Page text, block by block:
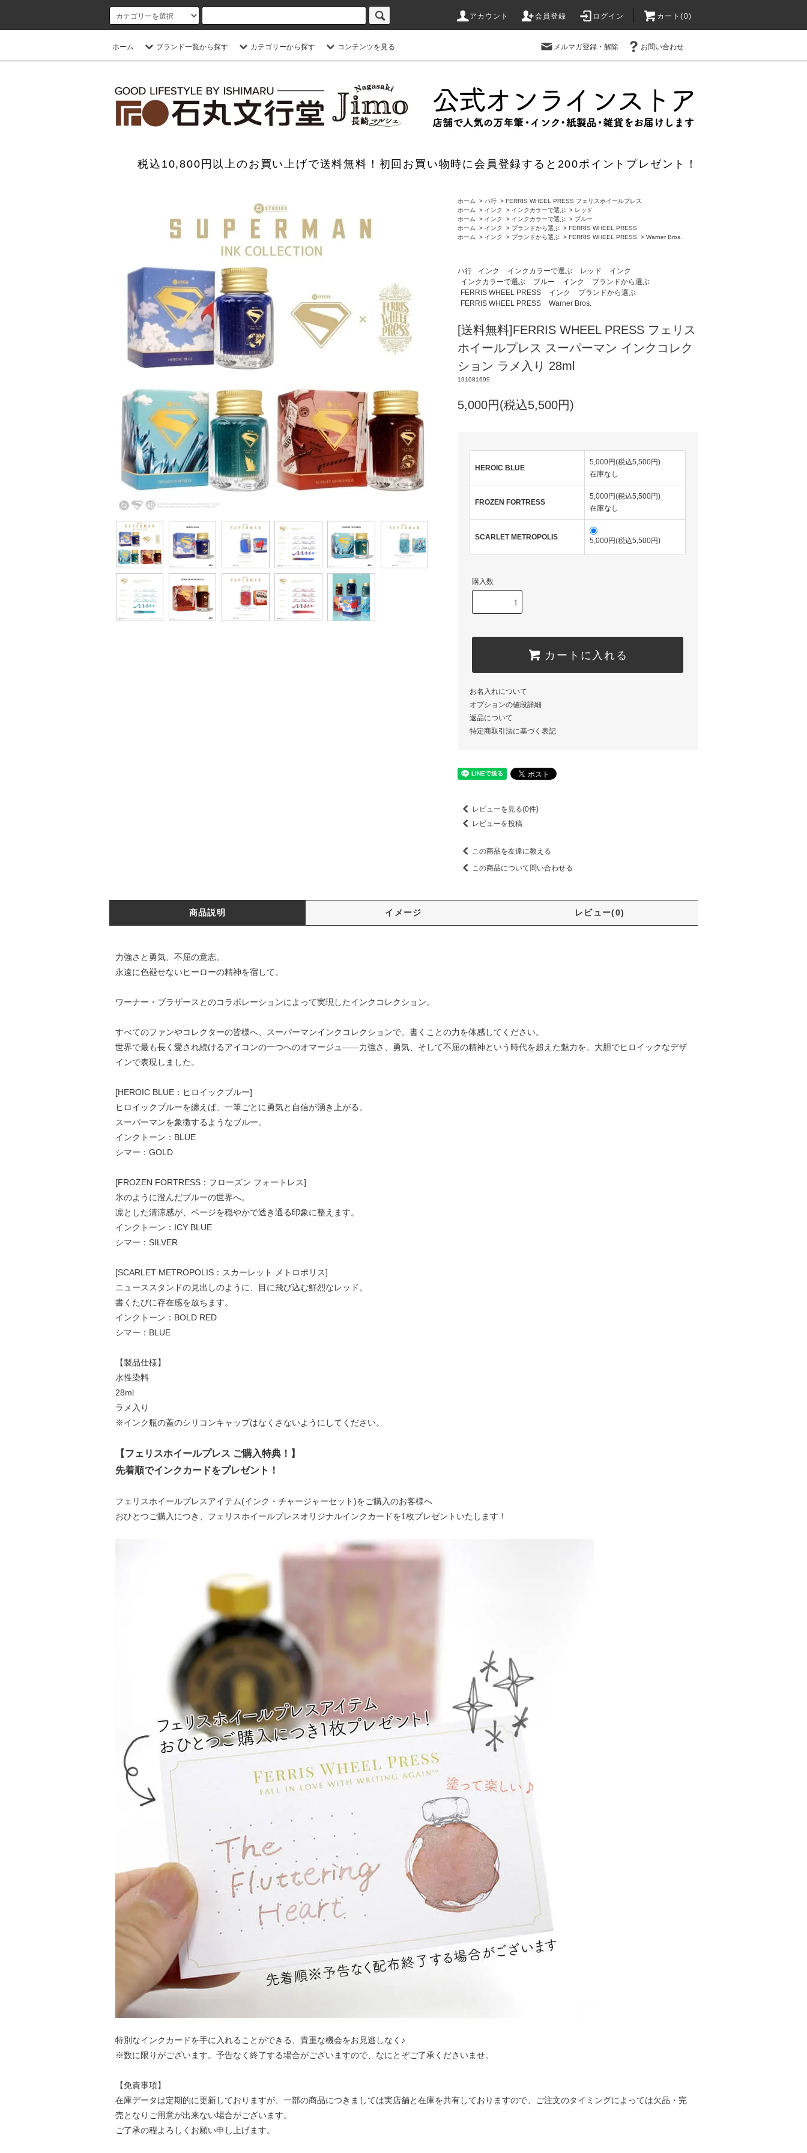
アカウント 会員登録 ログイン カート(0)
ホーム ブランド一覧から探す カテゴリーから探す コンテンツを見る メルマガ登録・解除 お問い合わせ
税込10,800円以上のお買い上げで送料無料！初回お買い物時に会員登録すると200ポイントプレゼント！
ホーム > ハ行 > FERRIS WHEEL PRESS フェリスホイールプレス
ホーム
> インク > インクカラーで選ぶ > レッド
ホーム
> インク > インクカラーで選ぶ > ブルー
ホーム
> インク > ブランドから選ぶ > FERRIS WHEEL PRESS
ホーム
> インク > ブランドから選ぶ > FERRIS WHEEL PRESS > Warner Bros.
ハ行 インク インクカラーで選ぶ レッド
インク
インクカラーで選ぶ
ブルー インク
ブランドから選ぶ
FERRIS WHEEL PRESS
インク
ブランドから選ぶ
FERRIS WHEEL PRESS
Warner Bros.
[送料無料]FERRIS WHEEL PRESS フェリス
ホイールプレス スーパーマン インクコレク
ション ラメ入り 28ml
191081699
5,000円(税込5,500円)
HEROIC BLUE
5,000円(税込5,500円)
在庫なし
FROZEN FORTRESS
5,000円(税込5,500円)
在庫なし
SCARLET METROPOLIS 5,000円(税込5,500円)
購入数
カートに入れる
お名入れについて
オプションの値段詳細
返品について
特定商取引法に基づく表記
レビューを見る(0件)
レビューを投稿
この商品を友達に教える
この商品について問い合わせる
商品説明 イメージ レビュー(0)
力強さと勇気、不屈の意志。
永遠に色褪せないヒーローの精神を宿して。
ワーナー・ブラザースとのコラボレーションによって実現したインクコレクション。
すべてのファンやコレクターの皆様へ、スーパーマンインクコレクションで、書くことの力を体感してください。
世界で最も長く愛され続けるアイコンの一つへのオマージュ――力強さ、勇気、そして不屈の精神という時代を超えた魅力を、大胆でヒロイックなデザ
インで表現しました。
[HEROIC BLUE：ヒロイックブルー]
ヒロイックブルーを纏えば、一筆ごとに勇気と自信が湧き上がる。
スーパーマンを象徴するようなブルー。
インクトーン：BLUE
シマー：GOLD
[FROZEN FORTRESS：フローズン フォートレス]
氷のように澄んだブルーの世界へ。
凛とした清涼感が、ページを穏やかで透き通る印象に整えます。
インクトーン：ICY BLUE
シマー：SILVER
[SCARLET METROPOLIS：スカーレット メトロポリス]
ニューススタンドの見出しのように、目に飛び込む鮮烈なレッド。
書くたびに存在感を放ちます。
インクトーン：BOLD RED
シマー：BLUE
【製品仕様】
水性染料
28ml
ラメ入り
※インク瓶の蓋のシリコンキャップはなくさないようにしてください。
【フェリスホイールプレス ご購入特典！】
先着順でインクカードをプレゼント！
フェリスホイールプレスアイテム(インク・チャージャーセット)をご購入のお客様へ
おひとつご購入につき、フェリスホイールプレスオリジナルインクカードを1枚プレゼントいたします！
特別なインクカードを手に入れることができる、貴重な機会をお見逃しなく♪
※数に限りがございます。予告なく終了する場合がございますので、なにとぞご了承くださいませ。
【免責事項】
在庫データは定期的に更新しておりますが、一部の商品につきましては実店舗と在庫を共有しておりますので、ご注文のタイミングによっては欠品・完
売となりご用意が出来ない場合がございます。
ご了承の程よろしくお願い申し上げます。